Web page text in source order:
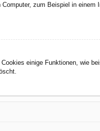
zum Beispiel in
einige Funktionen, wie